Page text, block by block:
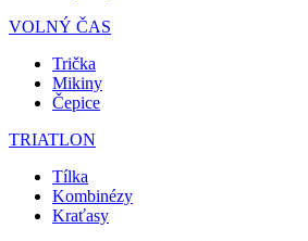
VOLNÝ ČAS
Trička
Mikiny
Čepice
TRIATLON
Tílka
Kombinézy
Kraťasy